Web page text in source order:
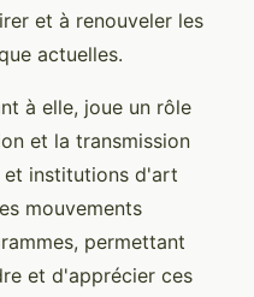
et à renouveler les
actuelles.
à elle, joue un rôle
et la transmission
et institutions d'art
mouvements
permettant
et d'apprécier ces